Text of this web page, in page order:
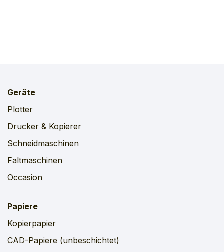
Geräte
Plotter
Drucker & Kopierer
Schneidmaschinen
Faltmaschinen
Occasion
Papiere
Kopierpapier
CAD-Papiere (unbeschichtet)